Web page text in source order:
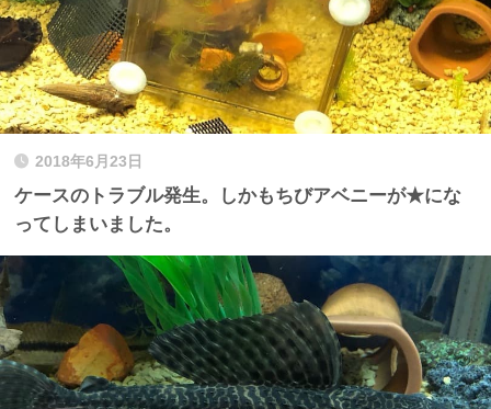
2018年6月23日
ケースのトラブル発生。しかもちびアベニーが★にな
ってしまいました。